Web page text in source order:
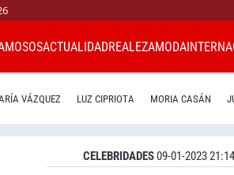
ACTUALIDADREALEZAMODA
VÁZQUEZ LUZ CIPRIOTA MORIA CASÁN
CELEBRIDADES09-01-2023 21:14